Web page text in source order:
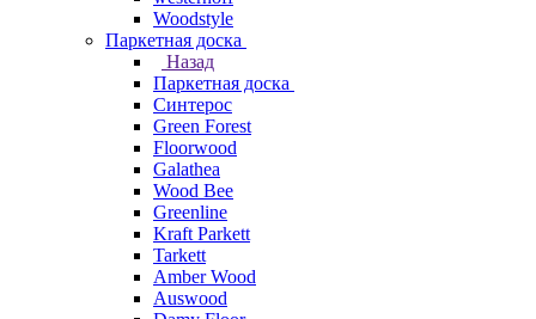
Woodstyle
Паркетная доска
Назад
Паркетная доска
Синтерос
Green Forest
Floorwood
Galathea
Wood Bee
Greenline
Kraft Parkett
Tarkett
Amber Wood
Auswood